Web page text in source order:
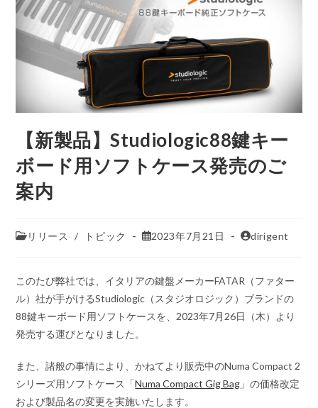
【新製品】Studiologic88鍵キー
ボード用ソフトケース発売のご
案内
リリース / トピック 2023年7月21日 dirigent
このたび弊社では、イタリアの鍵盤メーカーFATAR（ファター
ル）社が手がけるStudiologic（スタジオロジック）ブランドの
88鍵キーボード用ソフトケースを、2023年7月26日（木）より
発売する運びとなりました。
また、諸般の事情により、かねてより販売中のNuma Compact 2
シリーズ用ソフトケース「Numa Compact Gig Bag 」の価格改定
および製品名の変更を実施いたします。